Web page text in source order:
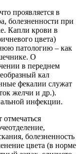
проявляется в
болезненности при
Капли крови в
цвета)
патологию – как
О
в переднем
кал
фекалии служат
желчи и др.).
инфекции.
болезненность
цвета (в норме